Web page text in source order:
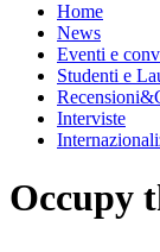
Home
News
Eventi e
Studenti e
Interviste
Occupy